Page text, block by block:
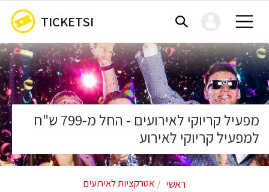
TICKETSI
ראשי
אטרקציות לאירועים
מפעיל קריוקי לאירועים - החל מ-799 ש"ח
למפעיל קריוקי לאירוע